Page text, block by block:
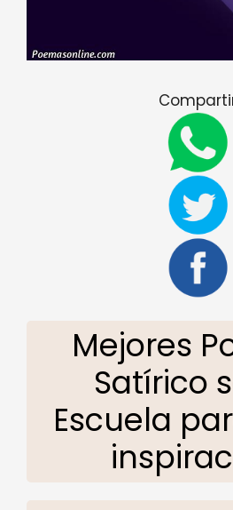
Mejores
Satírico
Escuela